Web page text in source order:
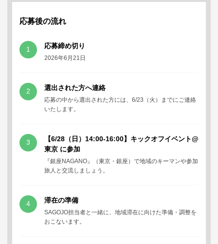
応募後の流れ
1 応募締め切り
2026年6月21日
2 選出された方へ連絡
応募の中から選出された方には、6/23（火）までにご連絡
いたします。
3
【6/28（日）14:00-16:00】キックオフイベント@
東京 に参加
『銀座NAGANO』（東京・銀座）で地域のキーマンや参加
旅人と交流しましょう。
4 滞在の準備
SAGOJO担当者と一緒に、地域滞在に向けた準備・調整を
おこないます。